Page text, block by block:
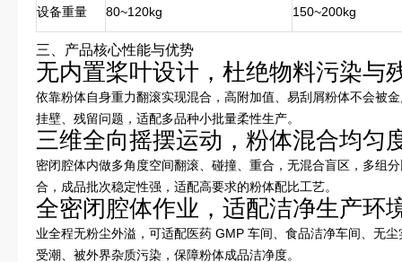
设备重量 80~120kg 150~200kg
三、产品核心性能与优势
无内置桨叶设计，杜绝物料污染与
依靠粉体自身重力翻滚实现混合，高附加值、易刮屑粉体不会被
挂壁、残留问题，适配多品种小批量柔性生产。
三维全向摇摆运动，粉体混合均匀
密闭腔体内做多角度空间翻滚、碰撞、重合，无混合盲区，多组
合，成品批次稳定性强，适配高要求的粉体配比工艺。
全密闭腔体作业，适配洁净生产环
业全程无粉尘外溢，可适配医药 GMP 车间、食品洁净车间、无
受潮、被外界杂质污染，保障粉体成品洁净度。